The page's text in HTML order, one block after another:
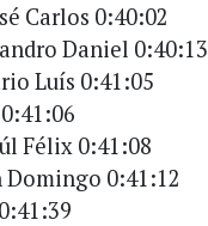
Carlos 0:40:02
Daniel 0:40:13
Luís 0:41:05
Félix 0:41:08
Domingo 0:41:12